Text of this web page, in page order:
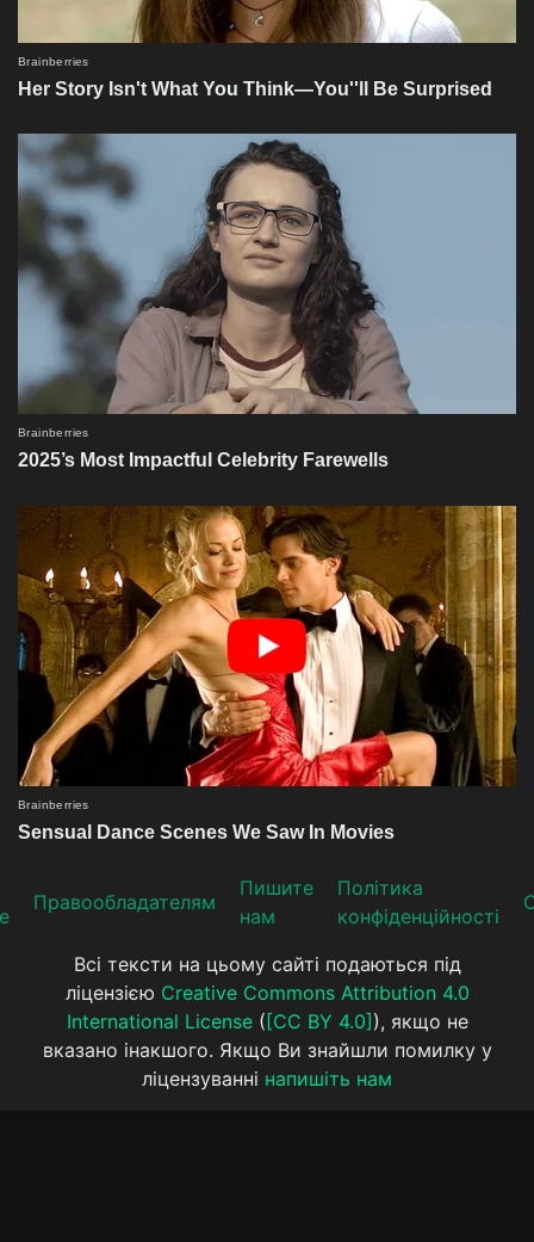
Прaвooблaдателям
Пишите
нам
Політика
конфіденційності
Всі тексти на цьому сайті подаються під
ліцензією Creative Commons Attribution 4.0
International License( [CC BY 4.0] ), якщо не
вказано інакшого. Якщо Ви знайшли помилку у
ліцензуванні напишіть нам